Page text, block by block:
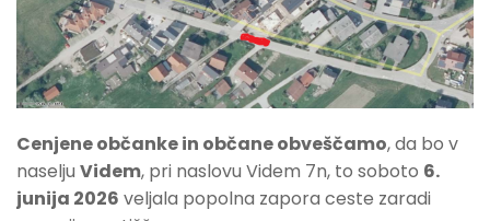
Cenjene občanke in občane obveščamo, da bo v
naselju Videm, pri naslovu Videm 7n, to soboto 6.
junija 2026 veljala popolna zapora ceste zaradi